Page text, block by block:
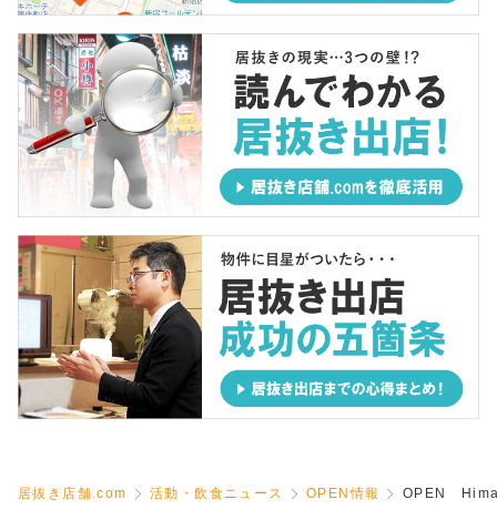
居抜き店舗.com 活動・飲食ニュース OPEN情報 OPEN